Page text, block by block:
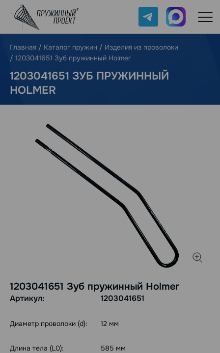
Telegram Max
Главная / Каталог пружин / Изделия из проволоки
/ 1203041651 Зуб пружинный Holmer
1203041651 ЗУБ ПРУЖИННЫЙ
HOLMER
1203041651 Зуб пружинный Holmer
Артикул: 1203041651
Диаметр проволоки (d): 12 мм
Длина тела (L0): 585 мм